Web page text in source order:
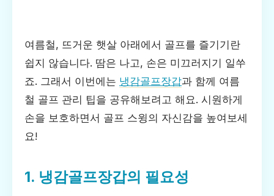
여름철, 뜨거운 햇살 아래에서 골프를 즐기기란
쉽지 않습니다. 땀은 나고, 손은 미끄러지기 일쑤
죠. 그래서 이번에는 냉감골프장갑과 함께 여름
철 골프 관리 팁을 공유해보려고 해요. 시원하게
손을 보호하면서 골프 스윙의 자신감을 높여보세
요!
1. 냉감골프장갑의 필요성